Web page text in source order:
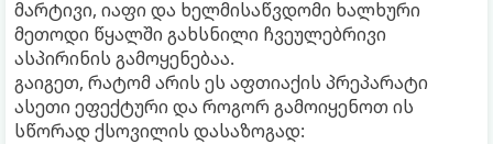
მარტივი, იაფი და ხელმისაწვდომი ხალხური
მეთოდი წყალში გახსნილი ჩვეულებრივი
ასპირინის გამოყენებაა.
გაიგეთ, რატომ არის ეს აფთიაქის პრეპარატი
ასეთი ეფექტური და როგორ გამოიყენოთ ის
სწორად ქსოვილის დასაზოგად: